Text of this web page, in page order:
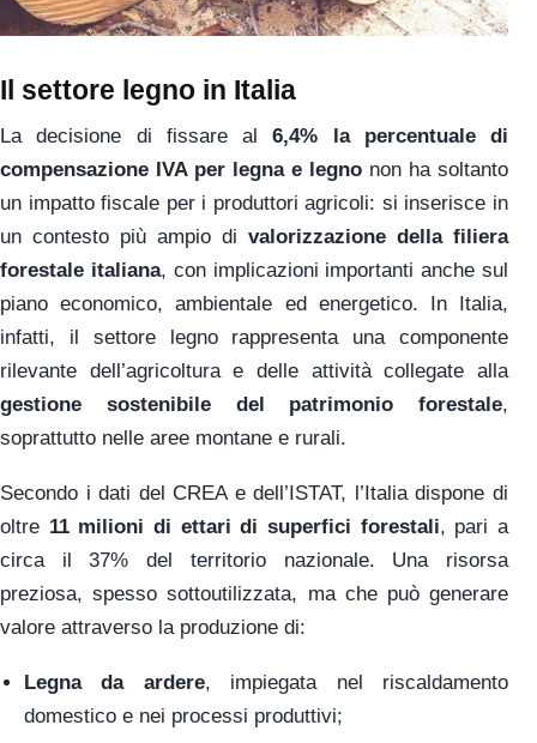
Il settore legno in Italia
La decisione di fissare al6,4% la percentuale di
compensazione IVA per legna e legno non ha soltanto
un impatto fiscale per i produttori agricoli: si inserisce in
un contesto più ampio di valorizzazione della filiera
forestale italiana, con implicazioni importanti anche sul
piano economico, ambientale ed energetico. In Italia,
infatti, il settore legno rappresenta una componente
rilevante dell’agricoltura e delle attività collegate alla
gestione sostenibile del patrimonio forestale,
soprattutto nelle aree montane e rurali.
Secondo i dati del CREA e dell’ISTAT, l’Italia dispone di
oltre 11 milioni di ettari di superfici forestali, pari a
circa il 37% del territorio nazionale. Una risorsa
preziosa, spesso sottoutilizzata, ma che può generare
valore attraverso la produzione di:
Legna da ardere, impiegata nel riscaldamento
domestico e nei processi produttivi;